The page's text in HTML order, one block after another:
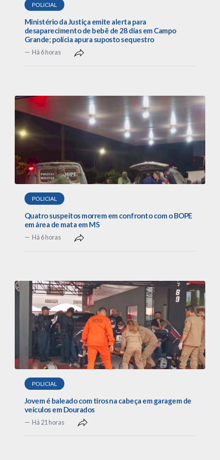
POLICIAL
Ministério da Justiça emite alerta para
desaparecimento de bebê de 28 dias em Campo
Grande; polícia apura suposto sequestro
Há 6 horas
POLICIAL
Quatro suspeitos morrem em confronto com o BOPE
em área de mata em MS
Há 6 horas
POLICIAL
Jovem é baleado com tiros na cabeça em garagem de
veículos em Dourados
Há 21 horas